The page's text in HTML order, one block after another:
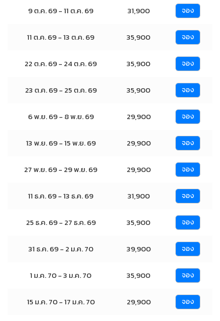
9 ต.ค. 69 - 11 ต.ค. 69 31,900 จอง
11 ต.ค. 69 - 13 ต.ค. 69 35,900 จอง
22 ต.ค. 69 - 24 ต.ค. 69 35,900 จอง
23 ต.ค. 69 - 25 ต.ค. 69 35,900 จอง
6 พ.ย. 69 - 8 พ.ย. 69 29,900 จอง
13 พ.ย. 69 - 15 พ.ย. 69 29,900 จอง
27 พ.ย. 69 - 29 พ.ย. 69 29,900 จอง
11 ธ.ค. 69 - 13 ธ.ค. 69 31,900 จอง
25 ธ.ค. 69 - 27 ธ.ค. 69 35,900 จอง
31 ธ.ค. 69 - 2 ม.ค. 70 39,900 จอง
1 ม.ค. 70 - 3 ม.ค. 70 35,900 จอง
15 ม.ค. 70 - 17 ม.ค. 70 29,900 จอง